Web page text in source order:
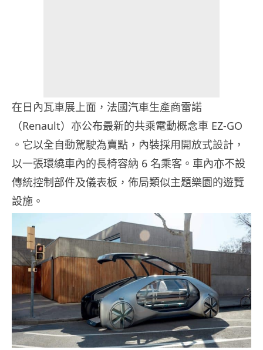
在日內瓦車展上面，法國汽車生產商雷諾
（Renault）亦公布最新的共乘電動概念車 EZ-GO
。它以全自動駕駛為賣點，內裝採用開放式設計，
以一張環繞車內的長椅容納 6 名乘客。車內亦不設
傳統控制部件及儀表板，佈局類似主題樂園的遊覽
設施。